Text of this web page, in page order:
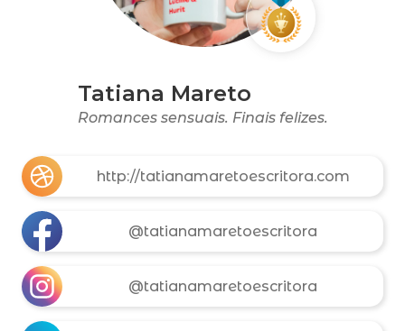
Tatiana Mareto
Romances sensuais. Finais felizes.
http://tatianamaretoescritora.com
@tatianamaretoescritora
@tatianamaretoescritora